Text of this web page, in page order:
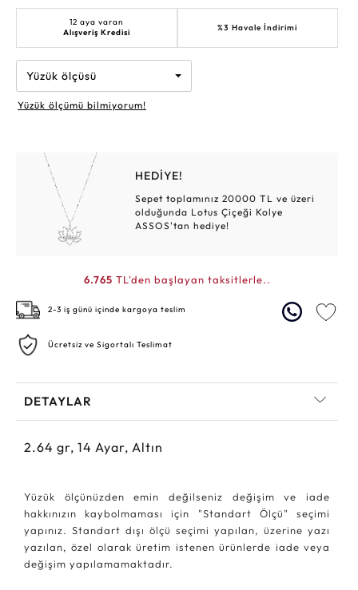
12 aya varan
Alışveriş Kredisi
%3 Havale İndirimi
Yüzük ölçüsü
Yüzük ölçümü bilmiyorum!
HEDİYE!
Sepet toplamınız 20000 TL ve üzeri
olduğunda Lotus Çiçeği Kolye
ASSOS'tan hediye!
6.765 TL'den başlayan taksitlerle..
2-3 iş günü içinde kargoya teslim
Ücretsiz ve Sigortalı Teslimat
DETAYLAR
2.64 gr, 14 Ayar, Altın
Yüzük ölçünüzden emin değilseniz değişim ve iade
hakkınızın kaybolmaması için "Standart Ölçü" seçimi
yapınız. Standart dışı ölçü seçimi yapılan, üzerine yazı
yazılan, özel olarak üretim istenen ürünlerde iade veya
değişim yapılamamaktadır.